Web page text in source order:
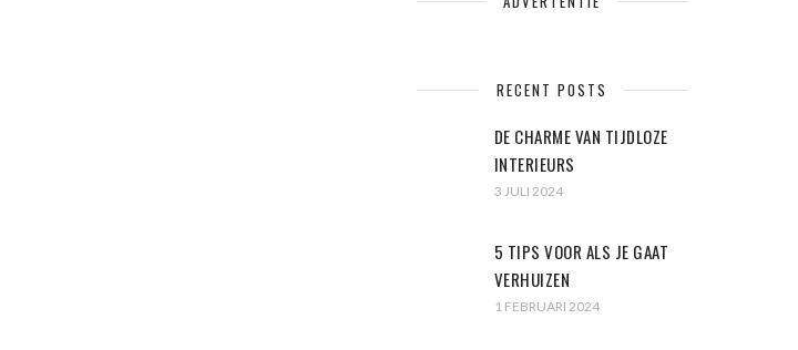
RECENT POSTS
DE CHARME VAN TIJDLOZE
INTERIEURS
3 JULI 2024
5 TIPS VOOR ALS JE GAAT
VERHUIZEN
1 FEBRUARI 2024